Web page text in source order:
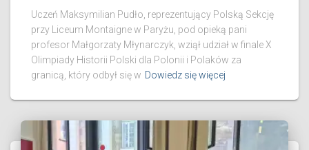
Uczeń Maksymilian Pudło, reprezentujący Polską Sekcję
przy Liceum Montaigne w Paryżu, pod opieką pani
profesor Małgorzaty Młynarczyk, wziął udział w finale X
Olimpiady Historii Polski dla Polonii i Polaków za
granicą, który odbył się w Dowiedz się więcej